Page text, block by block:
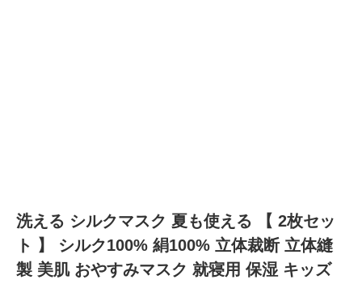
洗える シルクマスク 夏も使える 【 2枚セッ
ト 】 シルク100% 絹100% 立体裁断 立体縫
製 美肌 おやすみマスク 就寝用 保湿 キッズ